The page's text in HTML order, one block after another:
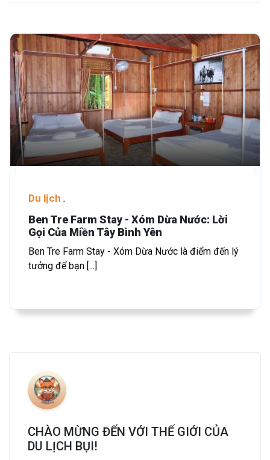
Du lịch
Ben Tre Farm Stay - Xóm Dừa Nước: Lời
Gọi Của Miền Tây Bình Yên
Ben Tre Farm Stay - Xóm Dừa Nước là điểm đến lý
tưởng để bạn [...]
CHÀO MỪNG ĐẾN VỚI THẾ GIỚI CỦA
DU LỊCH BỤI!